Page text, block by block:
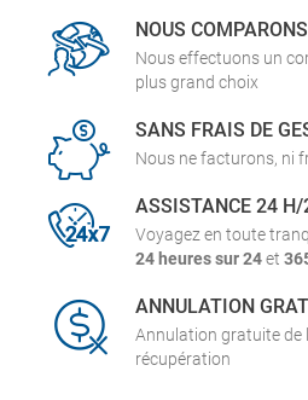
NOUS
Nous effectuons un
plus grand choix
SANS FRAIS DE
Nous ne facturons, ni
ASSISTANCE 24 H/
Voyagez en toute
24 heures sur 24et
ANNULATION
Annulation gratuite de
récupération